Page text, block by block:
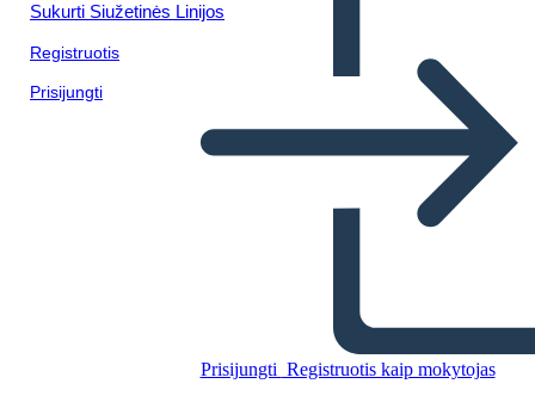
Sukurti Siužetinės Linijos
Registruotis
Prisijungti
Prisijungti Registruotis kaip mokytojas